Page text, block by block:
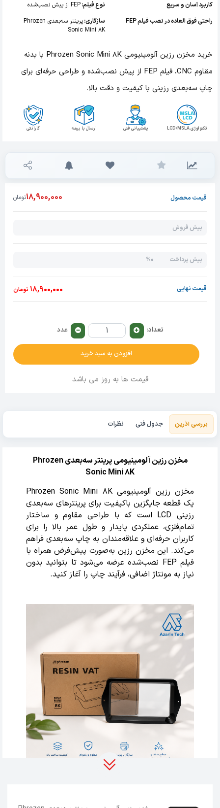
کاربرد آسان و سریع
راحتی فوق العاده در نصب فیلم FEP
نوع فیلم:FEP از پیش نصب‌شده
سازگاری:
پرینتر سه‌بعدی Phrozen
Sonic Mini 8K
خرید مخزن رزین آلومینیومی Phrozen Sonic Mini 8K با بدنه
مقاوم CNC، فیلم FEP از پیش نصب‌شده و طراحی حرفه‌ای برای
چاپ سه‌بعدی رزینی با کیفیت و دقت بالا.
گارانتی ارسال با بیمه پشتیبانی فنی تکنولوژی LCD/MSLA
قیمت محصول 18,900,000تومان
پیش فروش
پیش پرداخت 0%
قیمت نهایی 18,900,000 تومان
تعداد: عدد
افزودن به سبد خرید
قیمت ها به روز می باشد
بررسی آذرین جدول فنی نظرات
مخزن رزین آلومینیومی پرینتر سه‌بعدی Phrozen
Sonic Mini 8K
مخزن رزین آلومینیومی Phrozen Sonic Mini 8K
یک قطعه جایگزین باکیفیت برای پرینترهای سه‌بعدی
رزینی LCD است که با طراحی مقاوم و ساختار
تمام‌فلزی، عملکردی پایدار و طول عمر بالا را برای
کاربران حرفه‌ای و علاقه‌مندان به چاپ سه‌بعدی فراهم
می‌کند. این مخزن رزین به‌صورت پیش‌فرض همراه با
فیلم FEP نصب‌شده عرضه می‌شود تا بتوانید بدون
نیاز به مونتاژ اضافی، فرآیند چاپ را آغاز کنید.